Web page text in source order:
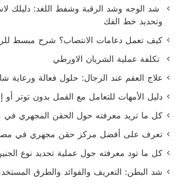
شد الوجه وشد الرقبة وشفط اللغد: دليلك
وتحديد خط الفك
كيف تعمل دعامات الانتصاب؟ شرح مبسط
تكلفة عملية الشريان الاورطي
علاج العقم عند الرجال: حلول فعالة
دليل الأمهات للتعامل مع القمل بدون توتر أو
كل ما تريد معرفته حول الحقن المجهري
تعرف على أفضل مركز حقن مجهري في مصر
كل ما تود معرفته حول عملية تحديد نوع
شد البطن: التعريف والفوائد والطرق